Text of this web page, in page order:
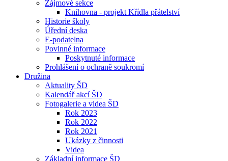
Zájmové sekce
Knihovna - projekt Křídla přátelství
Historie školy
Úřední deska
E-podatelna
Povinné informace
Poskytnuté informace
Prohlášení o ochraně soukromí
Družina
Aktuality ŠD
Kalendář akcí ŠD
Fotogalerie a videa ŠD
Rok 2023
Rok 2022
Rok 2021
Ukázky z činnosti
Videa
Základní informace ŠD